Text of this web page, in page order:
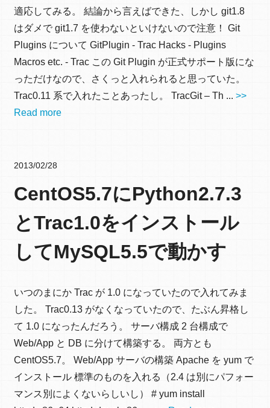
適応してみる。 結論から言えばできた、しかし git1.8
はダメで git1.7 を使わないといけないので注意！ Git
Plugins について GitPlugin - Trac Hacks - Plugins
Macros etc. - Trac この Git Plugin が正式サポート版にな
っただけなので、さくっと入れられると思っていた。
Trac0.11 系で入れたことあったし。 TracGit – Th ... >>
Read more
2013/02/28
CentOS5.7にPython2.7.3
とTrac1.0をインストール
してMySQL5.5で動かす
いつのまにか Trac が 1.0 になっていたので入れてみま
した。 Trac0.13 がなくなっていたので、たぶん昇格し
て 1.0 になったんだろう。 サーバ構成 2 台構成で
Web/App と DB に分けて構築する。 両方とも
CentOS5.7。 Web/App サーバの構築 Apache を yum で
インストール 標準のものを入れる（2.4 は別にパフォー
マンス別によくないらしいし） # yum install